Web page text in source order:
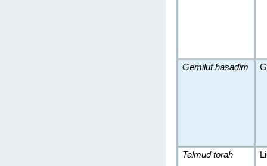
Gemilut hasadim
Talmud torah